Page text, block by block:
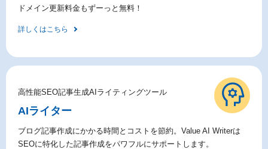
ドメイン更新料金もずーっと無料！
詳しくはこちら
高性能SEO記事生成AIライティングツール
AIライター
ブログ記事作成にかかる時間とコストを節約。Value AI Writerは
SEOに特化した記事作成をパワフルにサポートします。